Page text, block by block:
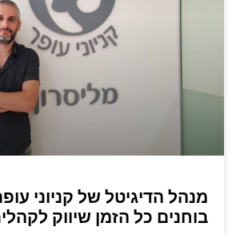
מנהל הדיגיטל של קניוני
בוחנים כל הזמן שיווק